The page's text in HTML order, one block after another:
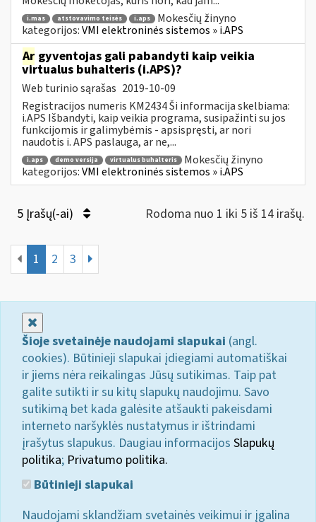
i.mas atstovavimo teisės i.aps
Mokesčių žinyno
kategorijos:VMI elektroninės sistemos » i.APS
Ar gyventojas gali pabandyti kaip veikia
virtualus buhalteris (i.APS)?
Web turinio sąrašas 2019-10-09
Registracijos numeris KM2434 Ši informacija skelbiama:
i.APS Išbandyti, kaip veikia programa, susipažinti su jos
funkcijomis ir galimybėmis - apsispręsti, ar nori
naudotis i. APS paslauga, ar ne,...
i.aps demo versija virtualus buhalteris
Mokesčių žinyno
kategorijos:VMI elektroninės sistemos » i.APS
5 Įrašų(-ai) Rodoma nuo 1 iki 5 iš 14 irašų.
1 2 3
Šioje svetainėje naudojami slapukai (angl.
cookies). Būtinieji slapukai įdiegiami automatiškai
ir jiems nėra reikalingas Jūsų sutikimas. Taip pat
galite sutikti ir su kitų slapukų naudojimu. Savo
sutikimą bet kada galėsite atšaukti pakeisdami
interneto naršyklės nustatymus ir ištrindami
įrašytus slapukus. Daugiau informacijos Slapukų
politika; Privatumo politika.
Būtinieji slapukai
Naudojami sklandžiam svetainės veikimui ir įgalina